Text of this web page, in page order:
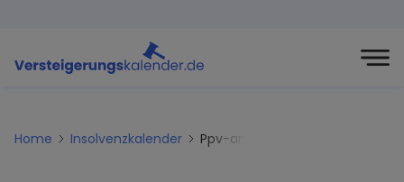
Home Insolvenzkalender Ppv-ambulant-gmbh